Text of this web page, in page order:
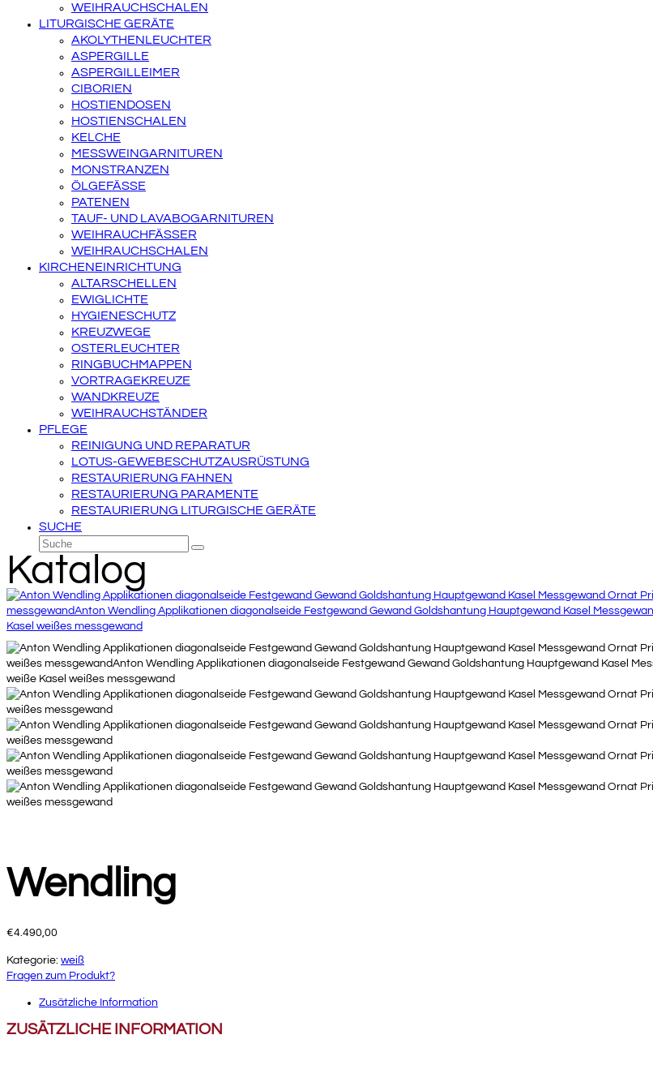
WEIHRAUCHSCHALEN
LITURGISCHE GERÄTE
AKOLYTHENLEUCHTER
ASPERGILLE
ASPERGILLEIMER
CIBORIEN
HOSTIENDOSEN
HOSTIENSCHALEN
KELCHE
MESSWEINGARNITUREN
MONSTRANZEN
ÖLGEFÄSSE
PATENEN
TAUF- UND LAVABOGARNITUREN
WEIHRAUCHFÄSSER
WEIHRAUCHSCHALEN
KIRCHENEINRICHTUNG
ALTARSCHELLEN
EWIGLICHTE
HYGIENESCHUTZ
KREUZWEGE
OSTERLEUCHTER
RINGBUCHMAPPEN
VORTRAGEKREUZE
WANDKREUZE
WEIHRAUCHSTÄNDER
PFLEGE
REINIGUNG UND REPARATUR
LOTUS-GEWEBESCHUTZAUSRÜSTUNG
RESTAURIERUNG FAHNEN
RESTAURIERUNG PARAMENTE
RESTAURIERUNG LITURGISCHE GERÄTE
SUCHE
Suche
Senden
Katalog
Wendling
€4.490,00
Kategorie: weiß
Fragen zum Produkt?
Zusätzliche Information
ZUSÄTZLICHE INFORMATION